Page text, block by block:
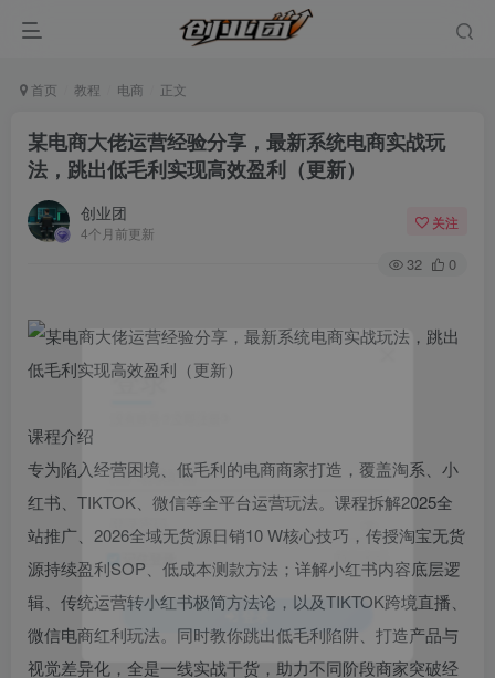
首页 教程 电商 正文
某电商大佬运营经验分享，最新系统电商实战玩
法，跳出低毛利实现高效盈利（更新）
创业团
4个月前更新
关注
32 0
课程介绍
专为陷入经营困境、低毛利的电商商家打造，覆盖淘系、小
红书、TIKTOK、微信等全平台运营玩法。课程拆解2025全
站推广、2026全域无货源日销10 W核心技巧，传授淘宝无货
源持续盈利SOP、低成本测款方法；详解小红书内容底层逻
辑、传统运营转小红书极简方法论，以及TIKTOK跨境直播、
微信电商红利玩法。同时教你跳出低毛利陷阱、打造产品与
视觉差异化，全是一线实战干货，助力不同阶段商家突破经
登录
用户名或邮箱
登录密码
记住登录 找回密码
登录